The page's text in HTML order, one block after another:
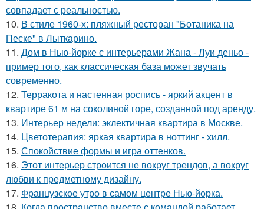
совпадает с реальностью.
10. В стиле 1960-х: пляжный ресторан "Ботаника на
Песке" в Лыткарино.
11. Дом в Нью-йорке с интерьерами Жана - Луи деньо -
пример того, как классическая база может звучать
современно.
12. Терракота и настенная роспись - яркий акцент в
квартире 61 м на соколиной горе, созданной под аренду.
13. Интерьер недели: эклектичная квартира в Москве.
14. Цветотерапия: яркая квартира в ноттинг - хилл.
15. Спокойствие формы и игра оттенков.
16. Этот интерьер строится не вокруг трендов, а вокруг
любви к предметному дизайну.
17. Французское утро в самом центре Нью-йорка.